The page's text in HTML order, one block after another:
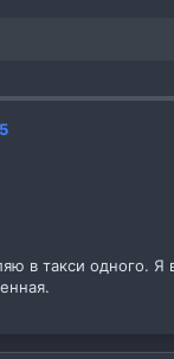
в такси одного. Я